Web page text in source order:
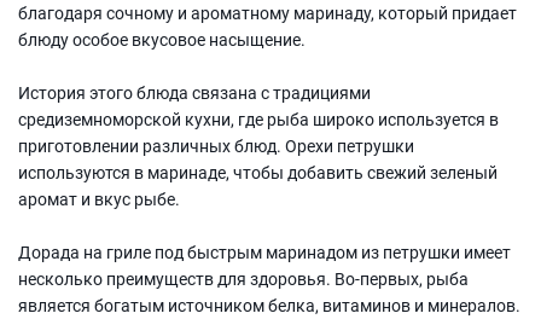
благодаря сочному и ароматному маринаду, который придает
блюду особое вкусовое насыщение.
История этого блюда связана с традициями
средиземноморской кухни, где рыба широко используется в
приготовлении различных блюд. Орехи петрушки
используются в маринаде, чтобы добавить свежий зеленый
аромат и вкус рыбе.
Дорада на гриле под быстрым маринадом из петрушки имеет
несколько преимуществ для здоровья. Во-первых, рыба
является богатым источником белка, витаминов и минералов.